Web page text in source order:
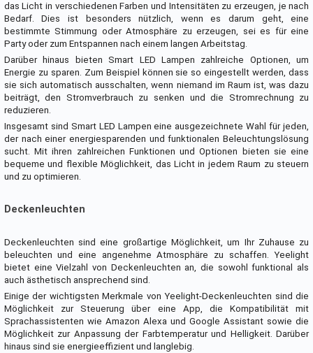
das Licht in verschiedenen Farben und Intensitäten zu erzeugen, je nach
Bedarf. Dies ist besonders nützlich, wenn es darum geht, eine
bestimmte Stimmung oder Atmosphäre zu erzeugen, sei es für eine
Party oder zum Entspannen nach einem langen Arbeitstag.
Darüber hinaus bieten Smart LED Lampen zahlreiche Optionen, um
Energie zu sparen. Zum Beispiel können sie so eingestellt werden, dass
sie sich automatisch ausschalten, wenn niemand im Raum ist, was dazu
beiträgt, den Stromverbrauch zu senken und die Stromrechnung zu
reduzieren.
Insgesamt sind Smart LED Lampen eine ausgezeichnete Wahl für jeden,
der nach einer energiesparenden und funktionalen Beleuchtungslösung
sucht. Mit ihren zahlreichen Funktionen und Optionen bieten sie eine
bequeme und flexible Möglichkeit, das Licht in jedem Raum zu steuern
und zu optimieren.
Deckenleuchten
Deckenleuchten sind eine großartige Möglichkeit, um Ihr Zuhause zu
beleuchten und eine angenehme Atmosphäre zu schaffen. Yeelight
bietet eine Vielzahl von Deckenleuchten an, die sowohl funktional als
auch ästhetisch ansprechend sind.
Einige der wichtigsten Merkmale von Yeelight-Deckenleuchten sind die
Möglichkeit zur Steuerung über eine App, die Kompatibilität mit
Sprachassistenten wie Amazon Alexa und Google Assistant sowie die
Möglichkeit zur Anpassung der Farbtemperatur und Helligkeit. Darüber
hinaus sind sie energieeffizient und langlebig.